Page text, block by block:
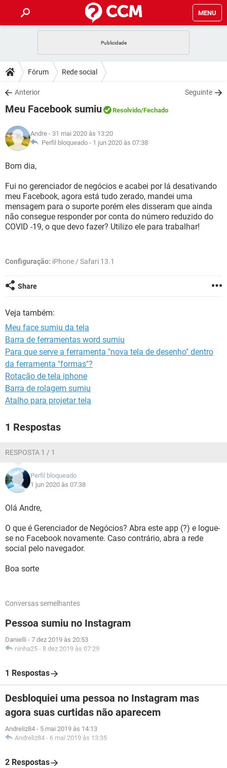
MENU
CELULAR
OUTLOOK
INSTAGRAM GMAIL
GUIA DE COMPRAS
DICAS
JOGOS
INSTAGRAM
GUIA DE COMPRAS
DOWNLOADS
JOGOS WHATSAPP
CELULAR
OUTLOOK EXCEL
INSTAGRAM
JOGOS
CELULAR
OUTLOOK
INSTAGRAM GMAIL
GUIA DE COMPRAS
GLOSSÁRIO
JOGOS
OUTLOOK EXCEL
INSTAGRAM GMAIL
GUIA DE COMPRAS
Fórum Rede social
Anterior Seguinte
Meu Facebook sumiu Resolvido/Fechado
Andre - 31 mai 2020 às 13:20
Perfil bloqueado - 1 jun 2020 às 07:38
Bom dia,
Fui no gerenciador de negócios e acabei por lá desativando
meu Facebook, agora está tudo zerado, mandei uma
mensagem para o suporte porém eles disseram que ainda
não consegue responder por conta do número reduzido do
COVID -19, o que devo fazer? Utilizo ele para trabalhar!
Configuração: iPhone / Safari 13.1
Share
Veja também:
Meu face sumiu da tela
Barra de ferramentas word sumiu
Para que serve a ferramenta "nova tela de desenho" dentro
da ferramenta "formas"?
Rotação de tela iphone
Barra de rolagem sumiu
Atalho para projetar tela
1 Respostas
RESPOSTA 1 / 1
Perfil bloqueado
1 jun 2020 às 07:38
Olá Andre,
O que é Gerenciador de Negócios? Abra este app (?) e logue-
se no Facebook novamente. Caso contrário, abra a rede
social pelo navegador.
Boa sorte
Conversas semelhantes
Pessoa sumiu no Instagram
Danielli - 7 dez 2019 às 20:53
ninha25 - 8 dez 2019 às 07:29
1 Respostas
Desbloquiei uma pessoa no Instagram mas
agora suas curtidas não aparecem
Andreliz84 - 5 mai 2019 às 14:13
Andreliz84 - 6 mai 2019 às 13:35
2 Respostas